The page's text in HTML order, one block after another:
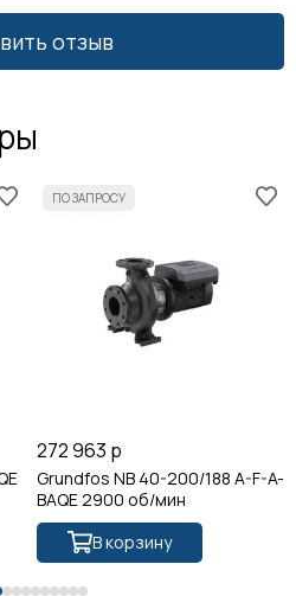
отзыв
272 963 р
Grundfos NB 40-200/188 A-F-A-
BAQE 2900 об/мин
В корзину